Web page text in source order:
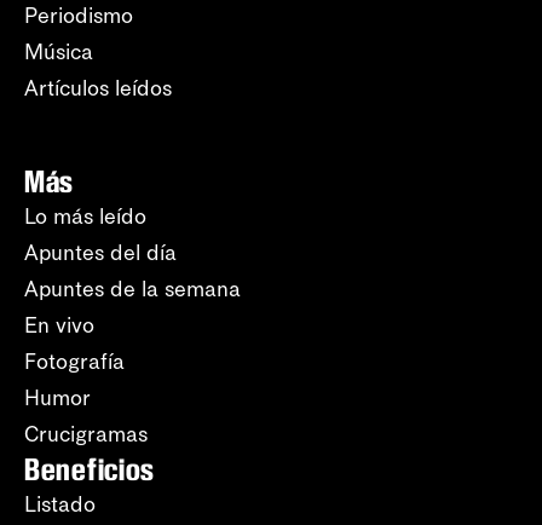
Periodismo
Música
Artículos leídos
Más
Lo más leído
Apuntes del día
Apuntes de la semana
En vivo
Fotografía
Humor
Crucigramas
Beneficios
Listado